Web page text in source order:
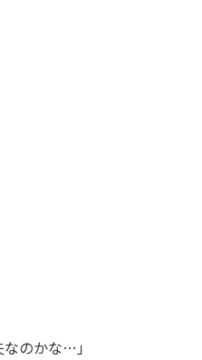
のかな…」